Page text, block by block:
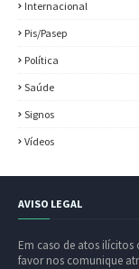
Internacional
Pis/Pasep
Política
Saúde
Signos
Vídeos
AVISO LEGAL
Em caso de atos
favor nos comunique